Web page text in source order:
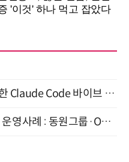
"모든 담당자(비개발자)를 위한 Claude Code 바이브 코딩 2-day 부트캠프" 9월 16~17일 개최
B2B에서 B2C까지, 현장 실제 운영사례 : 동원그룹·OCI·다이닝브랜즈그룹·당근 (8/27)